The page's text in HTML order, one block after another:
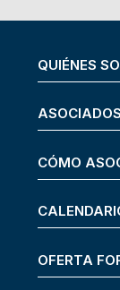
QUIÉNES
ASOCIADOS
CÓMO
OFERTA